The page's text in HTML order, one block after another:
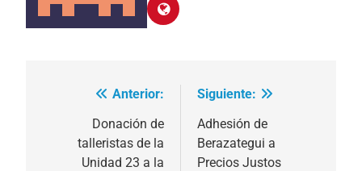
Navegación
entradas
Anterior:
Donación de
talleristas de la
Unidad 23 a la
Siguiente:
Adhesión de
Berazategui a
Precios Justos